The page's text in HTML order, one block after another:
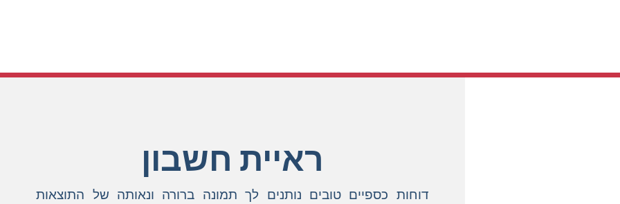
ראיית חשבון
דוחות כספיים טובים נותנים לך תמונה ברורה ונאותה של התוצאות